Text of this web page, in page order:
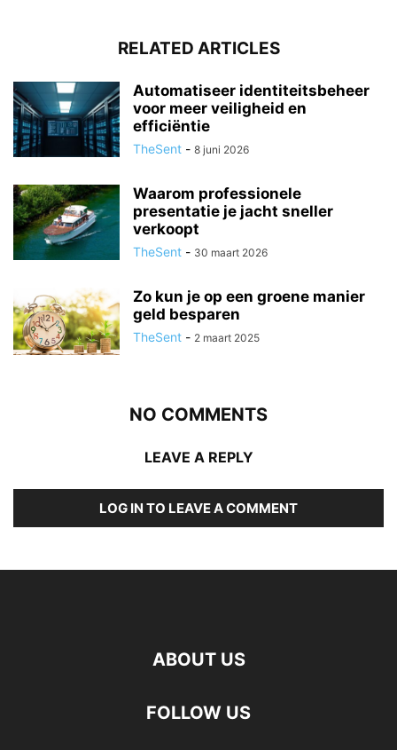
RELATED ARTICLES
Automatiseer identiteitsbeheer
voor meer veiligheid en
efficiëntie
TheSent - 8 juni 2026
Waarom professionele
presentatie je jacht sneller
verkoopt
TheSent - 30 maart 2026
Zo kun je op een groene manier
geld besparen
TheSent - 2 maart 2025
NO COMMENTS
LEAVE A REPLY
LOG IN TO LEAVE A COMMENT
ABOUT US
FOLLOW US